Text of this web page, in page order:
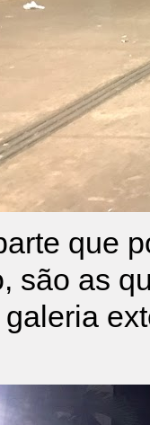
que
são as